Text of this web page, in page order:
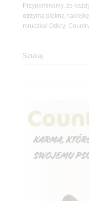
Przypominamy, że
otrzyma piękną
mruczka! Odkryj
Szukaj